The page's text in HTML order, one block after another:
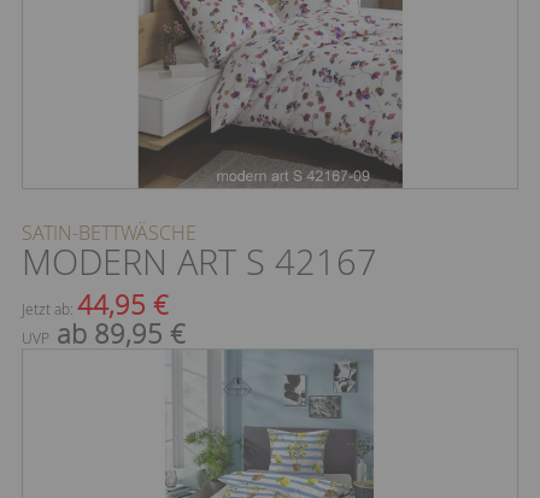
SATIN-BETTWÄSCHE
MODERN ART S 42167
Jetzt ab: 44,95 €
UVP ab 89,95 €